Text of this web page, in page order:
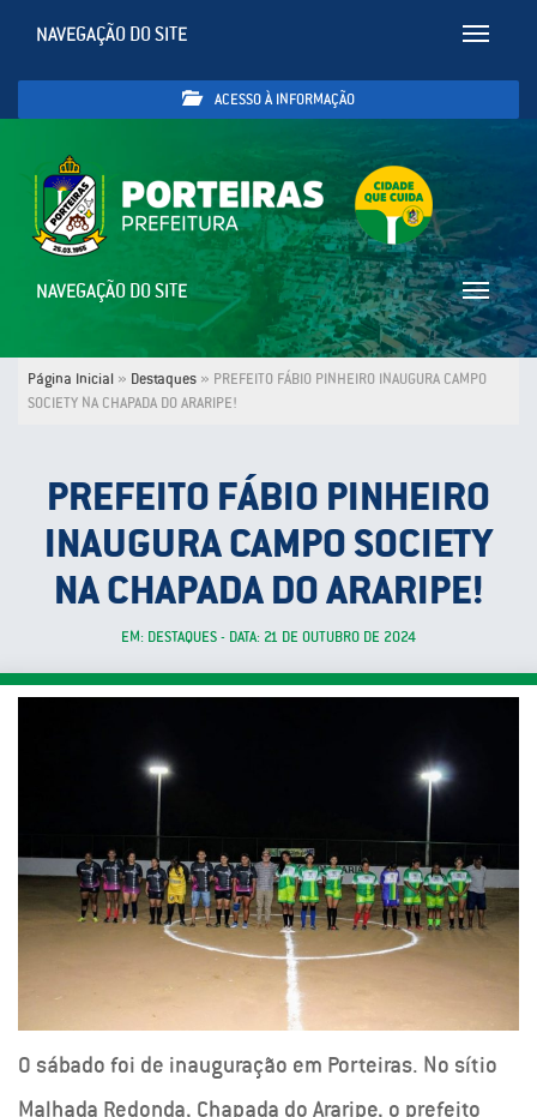
Toggle
NAVEGAÇÃO DO SITE
ACESSO À INFORMAÇÃO
Toggle
NAVEGAÇÃO DO SITE
Página Inicial » Destaques » PREFEITO FÁBIO PINHEIRO INAUGURA CAMPO
SOCIETY NA CHAPADA DO ARARIPE!
PREFEITO FÁBIO PINHEIRO
INAUGURA CAMPO SOCIETY
NA CHAPADA DO ARARIPE!
EM: DESTAQUES - DATA: 21 DE OUTUBRO DE 2024
O sábado foi de inauguração em Porteiras. No sítio
Malhada Redonda, Chapada do Araripe, o prefeito